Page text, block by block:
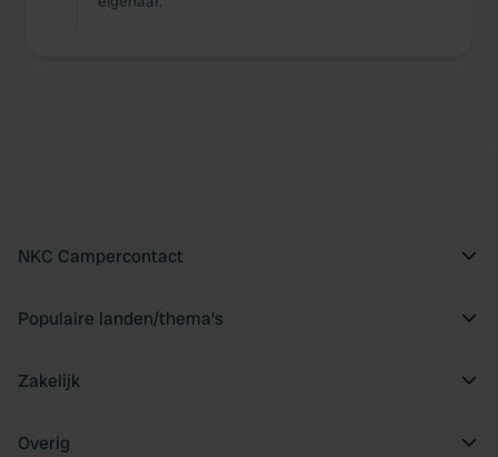
NKC Campercontact
Populaire landen/thema's
Zakelijk
Overig